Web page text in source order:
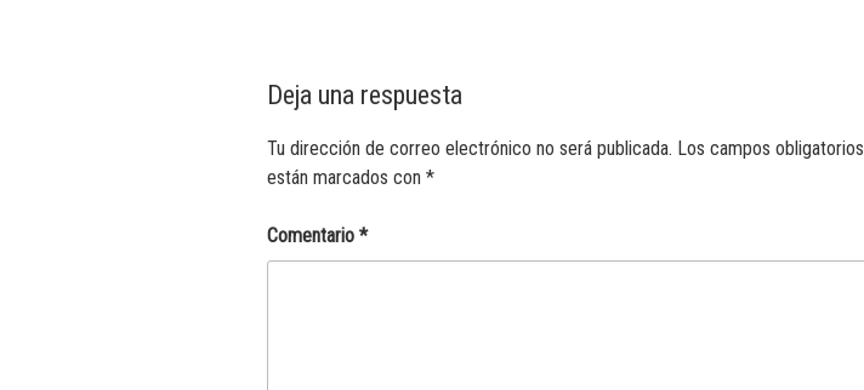
Deja una respuesta
Tu dirección de correo electrónico no será publicada. Los campos obligatorios
están marcados con *
Comentario *